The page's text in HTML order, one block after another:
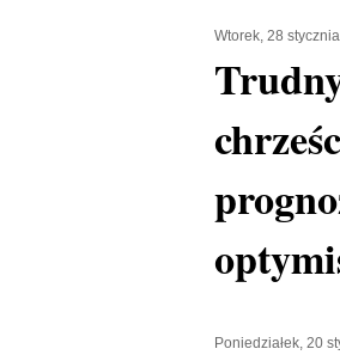
Wtorek, 28
Poniedziałek, 20